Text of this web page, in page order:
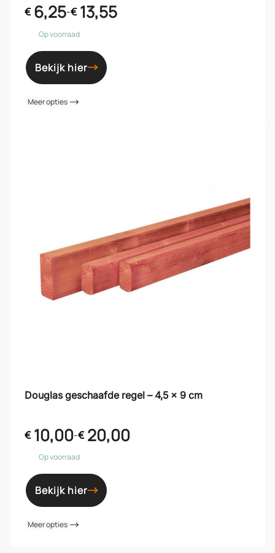
€6,25-€13,55
Op voorraad
Bekijk hier
Meer opties
Douglas geschaafde regel – 4,5 x 9 cm
€10,00-€20,00
Op voorraad
Bekijk hier
Meer opties